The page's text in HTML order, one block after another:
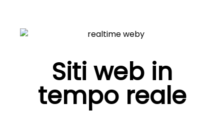
Siti web in
tempo reale